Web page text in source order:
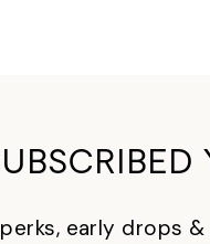
early drops